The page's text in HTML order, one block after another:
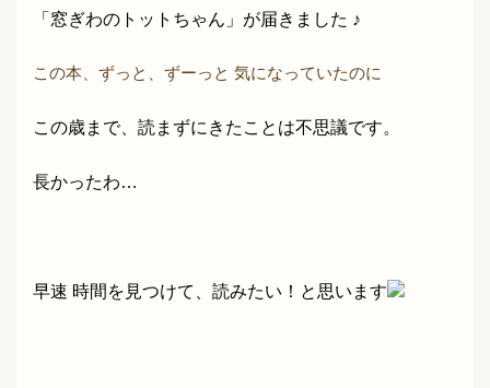
「窓ぎわのトットちゃん」が届きました ♪
この本、ずっと、ずーっと 気になっていたのに
この歳まで、読まずにきたことは不思議です。
長かったわ…
早速 時間を見つけて、読みたい！と思います